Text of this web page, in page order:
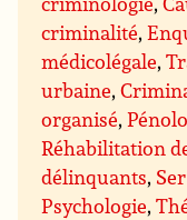
criminalité,
médicolégale,
urbaine,
organisé,
Réhabilitation
délinquants,
Psychologie,